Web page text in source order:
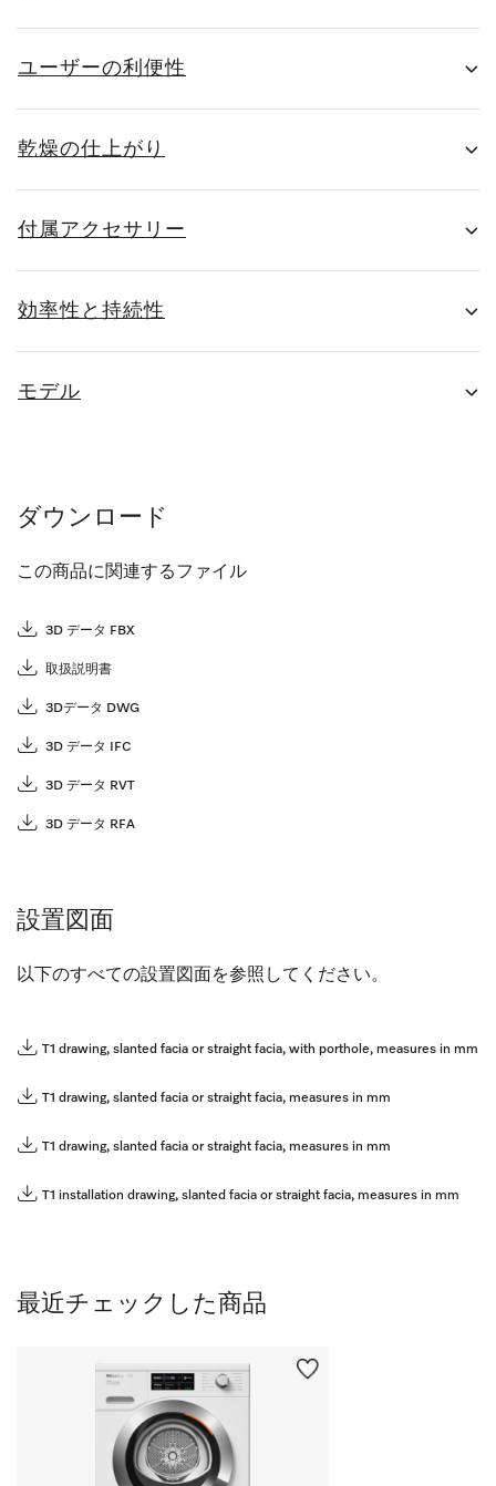
ユーザーの利便性
乾燥の仕上がり
付属アクセサリー
効率性と持続性
モデル
ダウンロード
この商品に関連するファイル
3D データ FBX
取扱説明書
3Dデータ DWG
3D データ IFC
3D データ RVT
3D データ RFA
設置図面
以下のすべての設置図面を参照してください。
T1 drawing, slanted facia or straight facia, with porthole, measures in mm
T1 drawing, slanted facia or straight facia, measures in mm
T1 drawing, slanted facia or straight facia, measures in mm
T1 installation drawing, slanted facia or straight facia, measures in mm
最近チェックした商品